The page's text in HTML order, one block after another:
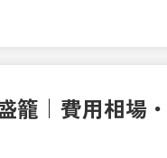
籠｜費用相場